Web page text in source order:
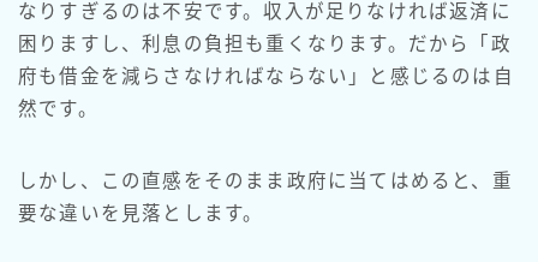
なりすぎるのは不安です。収入が足りなければ返済に
困りますし、利息の負担も重くなります。だから「政
府も借金を減らさなければならない」と感じるのは自
然です。
しかし、この直感をそのまま政府に当てはめると、重
要な違いを見落とします。